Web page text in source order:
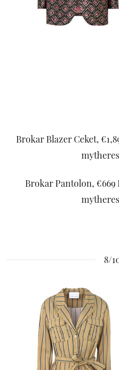
Brokar Blazer Ceket,
Brokar Pantolon, €669
8/